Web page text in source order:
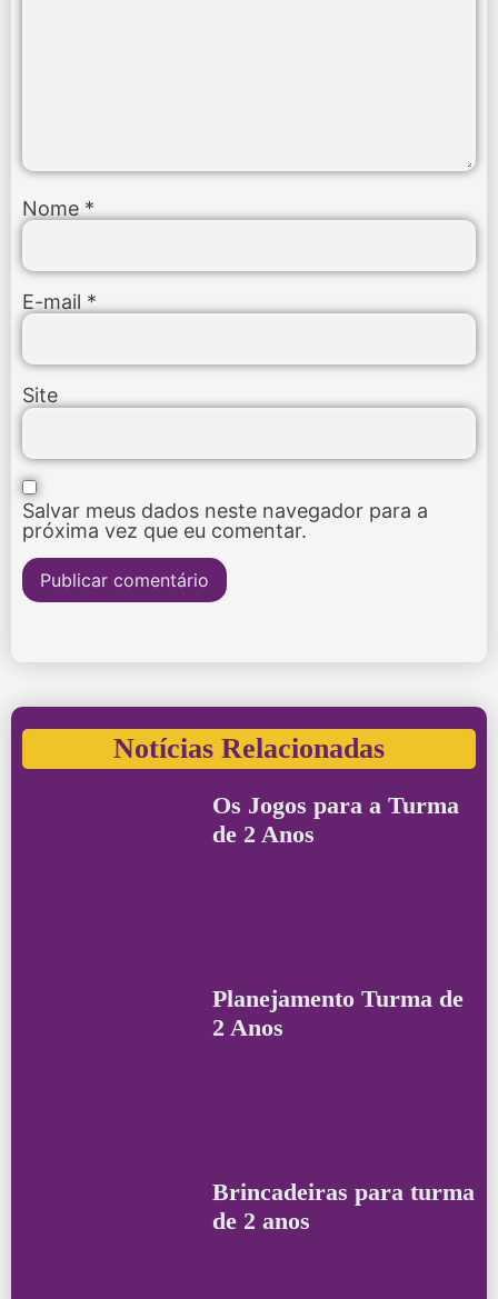
Nome *
E-mail *
Site
Salvar meus dados neste navegador para a
próxima vez que eu comentar.
Notícias Relacionadas
Os Jogos para a Turma
de 2 Anos
Planejamento Turma de
2 Anos
Brincadeiras para turma
de 2 anos